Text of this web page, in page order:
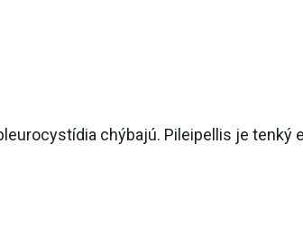
chýbajú. Pileipellis je tenký